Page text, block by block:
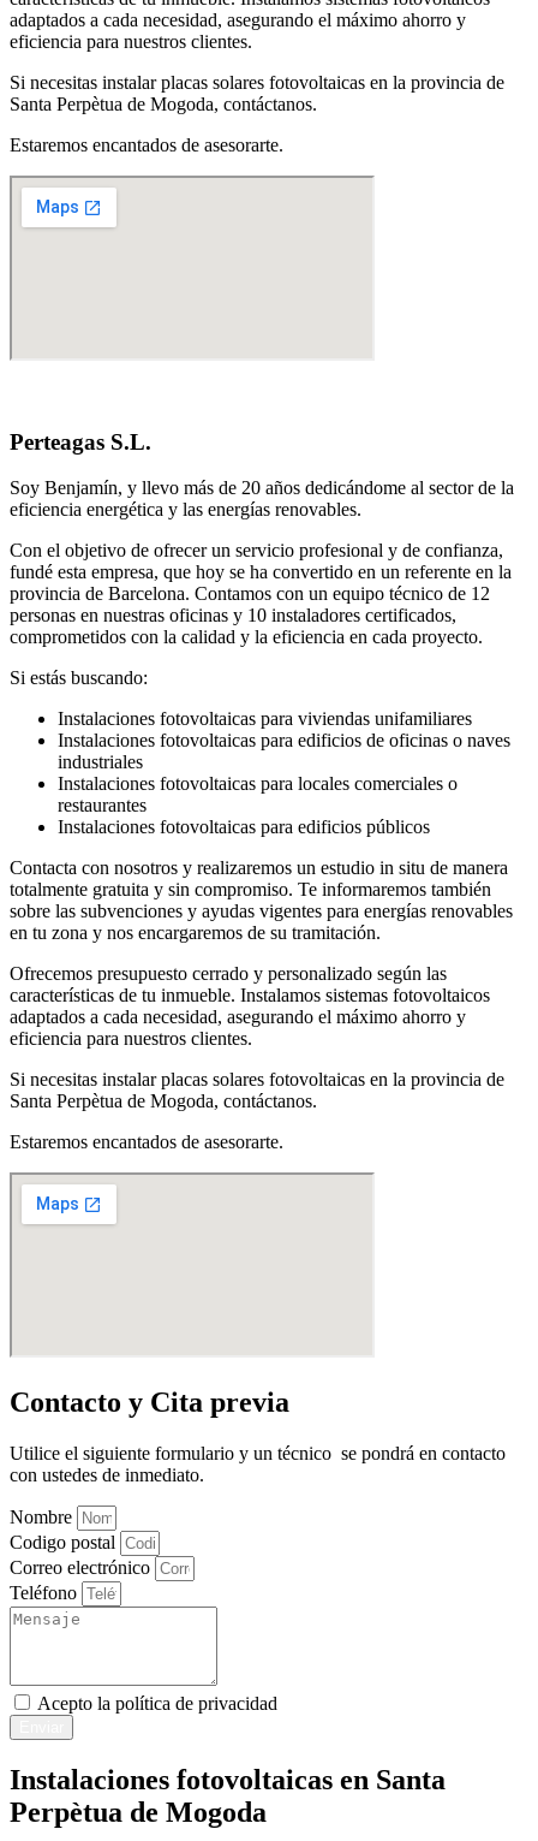
adaptados a cada necesidad, asegurando el máximo ahorro y
eficiencia para nuestros clientes.
Si necesitas instalar placas solares fotovoltaicas en la provincia de
Santa Perpètua de Mogoda, contáctanos.
Estaremos encantados de asesorarte.
Perteagas S.L.
Soy Benjamín, y llevo más de 20 años dedicándome al sector de la
eficiencia energética y las energías renovables.
Con el objetivo de ofrecer un servicio profesional y de confianza,
fundé esta empresa, que hoy se ha convertido en un referente en la
provincia de Barcelona. Contamos con un equipo técnico de 12
personas en nuestras oficinas y 10 instaladores certificados,
comprometidos con la calidad y la eficiencia en cada proyecto.
Si estás buscando:
Instalaciones fotovoltaicas para viviendas unifamiliares
Instalaciones fotovoltaicas para edificios de oficinas o naves
industriales
Instalaciones fotovoltaicas para locales comerciales o
restaurantes
Instalaciones fotovoltaicas para edificios públicos
Contacta con nosotros y realizaremos un estudio in situ de manera
totalmente gratuita y sin compromiso. Te informaremos también
sobre las subvenciones y ayudas vigentes para energías renovables
en tu zona y nos encargaremos de su tramitación.
Ofrecemos presupuesto cerrado y personalizado según las
características de tu inmueble. Instalamos sistemas fotovoltaicos
adaptados a cada necesidad, asegurando el máximo ahorro y
eficiencia para nuestros clientes.
Si necesitas instalar placas solares fotovoltaicas en la provincia de
Santa Perpètua de Mogoda, contáctanos.
Estaremos encantados de asesorarte.
Contacto y Cita previa
Utilice el siguiente formulario y un técnico se pondrá en contacto
con ustedes de inmediato.
Nombre
Codigo postal
Correo electrónico
Teléfono
Acepto la política de privacidad
Instalaciones fotovoltaicas en Santa
Perpètua de Mogoda